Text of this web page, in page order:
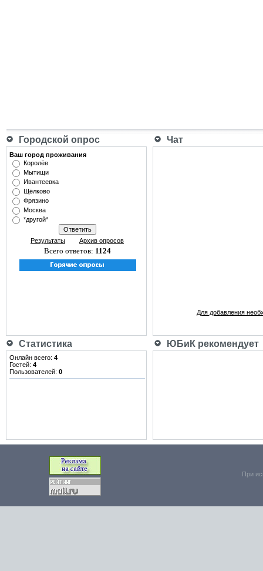
Городской опрос Чат
Ваш город проживания
Королёв
Мытищи
Ивантеевка
Щёлково
Фрязино
Москва
*другой*
Результаты Архив опросов
Всего ответов: 1124
Для добавления
Статистика ЮБиК рекомендует
Онлайн всего: 4
Гостей: 4
Пользователей: 0
При